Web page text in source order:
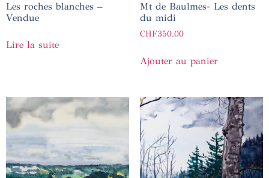
Les roches blanches –
Vendue
Lire la suite
Mt de Baulmes- Les dents
du midi
CHF350.00
Ajouter au panier